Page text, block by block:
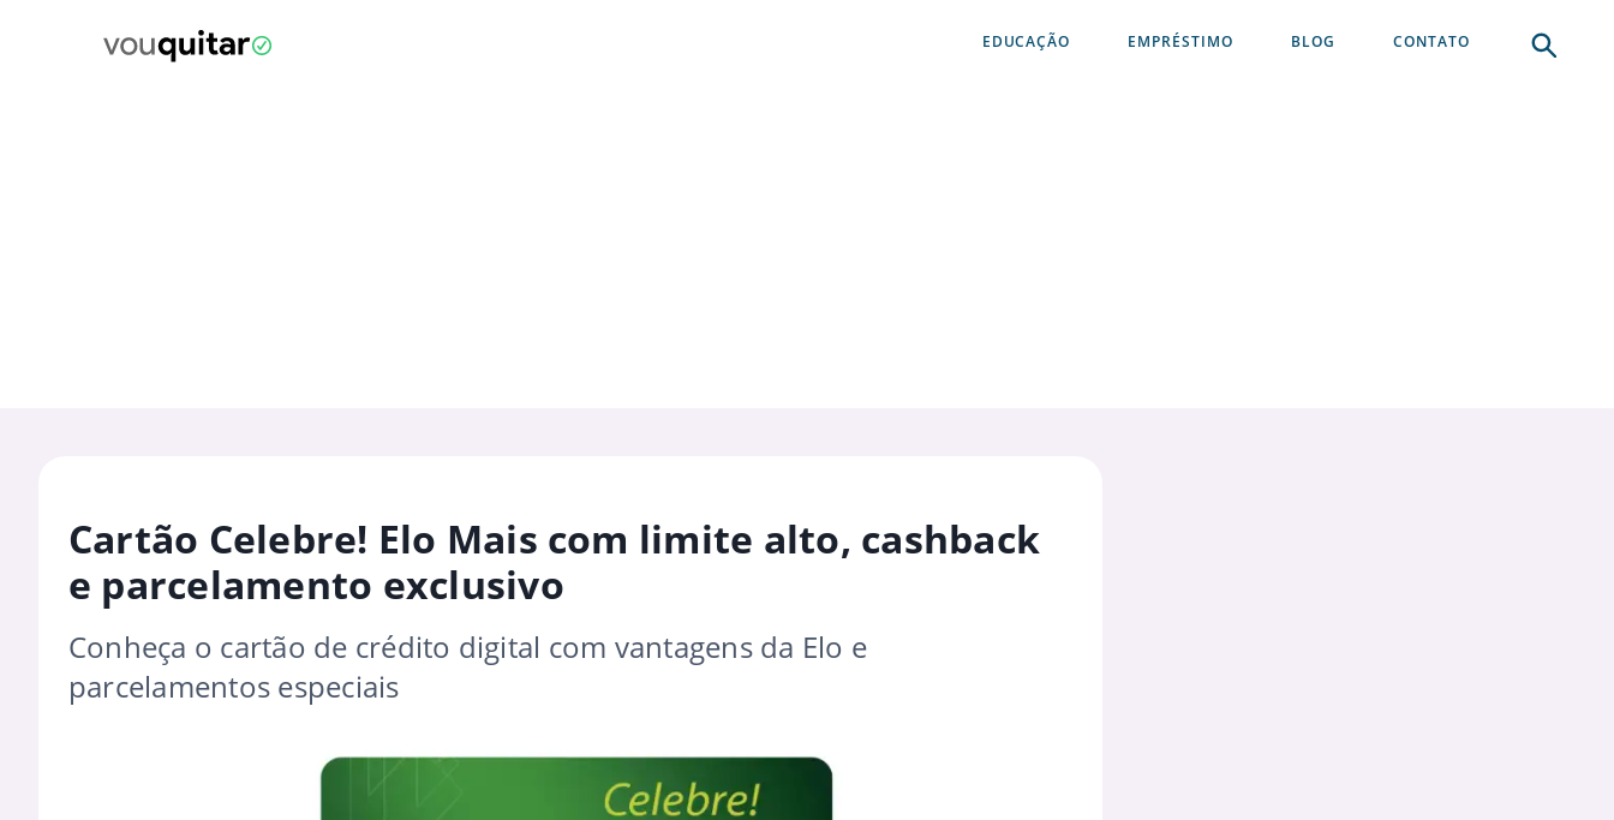
EDUCAÇÃO EMPRÉSTIMO BLOG CONTATO
Cartão Celebre! Elo Mais com limite alto, cashback
e parcelamento exclusivo
Conheça o cartão de crédito digital com vantagens da Elo e
parcelamentos especiais